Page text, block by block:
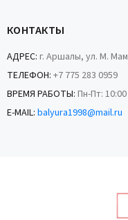
КОНТАКТЫ
АДРЕС: г. Аршалы, ул. М.
ТЕЛЕФОН: +7 775 283 0959
ВРЕМЯ РАБОТЫ: Пн-Пт:
E-MAIL: balyura1998@mail.ru